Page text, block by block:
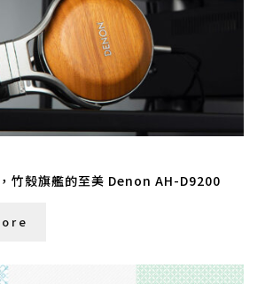
竹殼旗艦的至美 Denon AH-D9200